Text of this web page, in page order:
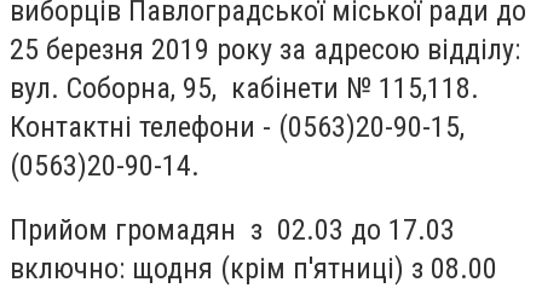
виборців Павлоградської міської ради до
25 березня 2019 року за адресою відділу:
вул. Соборна, 95, кабінети № 115,118.
Контактні телефони - (0563)20-90-15,
(0563)20-90-14.
Прийом громадян з 02.03 до 17.03
включно: щодня (крім п'ятниці) з 08.00